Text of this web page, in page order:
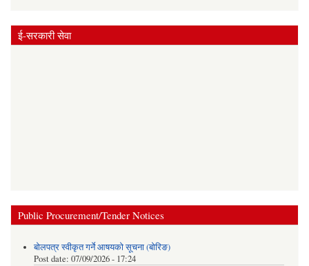
ई-सरकारी सेवा
Public Procurement/Tender Notices
बोलपत्र स्वीकृत गर्ने आषयको सूचना (बोरिङ)
Post date: 07/09/2026 - 17:24